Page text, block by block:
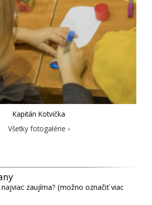
Kapitán Kotvička
Všetky fotogalérie ›
zaujíma? (možno označiť viac